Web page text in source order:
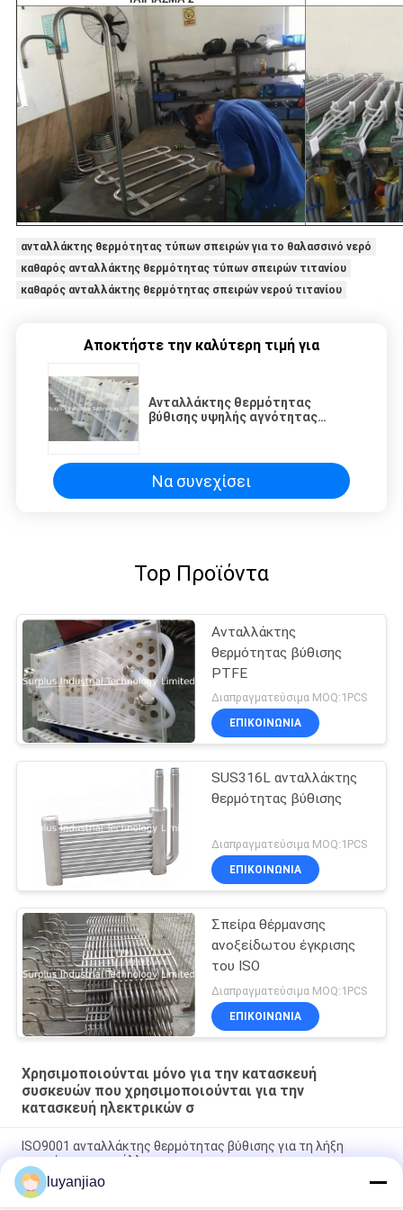
ανταλλάκτης θερμότητας τύπων σπειρών για το θαλασσινό νερό
καθαρός ανταλλάκτης θερμότητας τύπων σπειρών τιτανίου
καθαρός ανταλλάκτης θερμότητας σπειρών νερού τιτανίου
Αποκτήστε την καλύτερη τιμή για
Ανταλλάκτης θερμότητας
βύθισης υψηλής αγνότητας
Να συνεχίσει
Top Προϊόντα
Ανταλλάκτης
θερμότητας βύθισης
PTFE
Διαπραγματεύσιμα MOQ:1PCS
ΕΠΙΚΟΙΝΩΝΙΑ
SUS316L ανταλλάκτης
θερμότητας βύθισης
Διαπραγματεύσιμα MOQ:1PCS
ΕΠΙΚΟΙΝΩΝΙΑ
Σπείρα θέρμανσης
ανοξείδωτου έγκρισης
του ISO
Διαπραγματεύσιμα MOQ:1PCS
ΕΠΙΚΟΙΝΩΝΙΑ
Χρησιμοποιούνται μόνο για την κατασκευή
συσκευών που χρησιμοποιούνται για την
κατασκευή ηλεκτρικών σ
ISO9001 ανταλλάκτης θερμότητας βύθισης για τη λήξη
παστώματος μετάλλων
Υψηλός ανταλλάκτης θερμότητας ευελιξίας PTFE έγκρισης
luyanjiao